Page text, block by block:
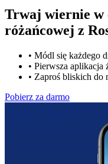
Trwaj wiernie w
różańcowej z
• Módl się każdego
• Pierwsza aplikacja
• Zaproś bliskich do
Pobierz za darmo